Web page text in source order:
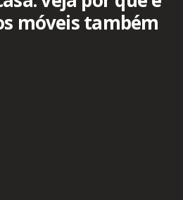
móveis também